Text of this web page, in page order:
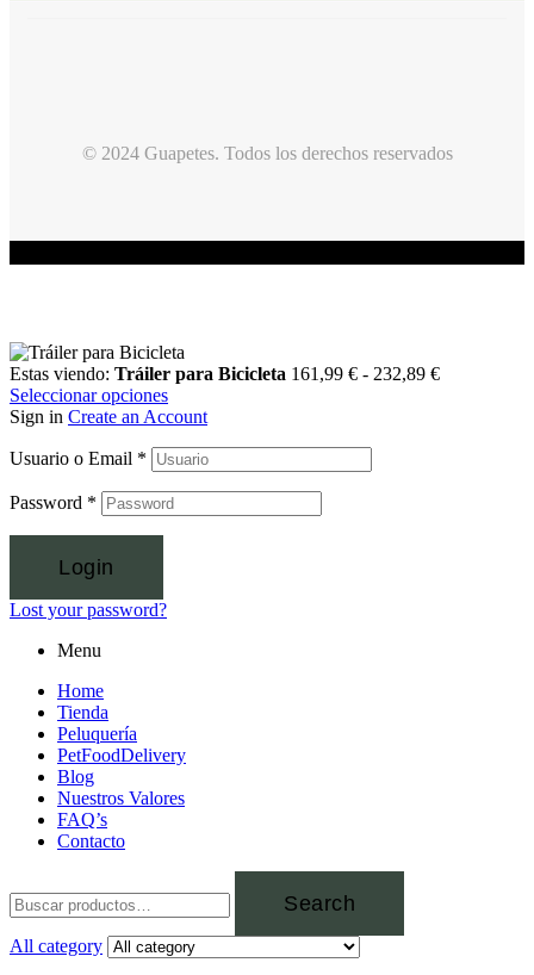
© 2024 Guapetes. Todos los derechos reservados
Estas viendo: Tráiler para Bicicleta 161,99 € - 232,89 €
Seleccionar opciones
Sign in Create an Account
Usuario o Email *
Password *
Login
Lost your password?
Menu
Home
Tienda
Peluquería
PetFoodDelivery
Blog
Nuestros Valores
FAQ’s
Contacto
Search
All category